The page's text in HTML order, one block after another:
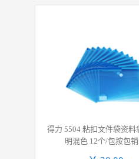
得力 5504 粘扣文件袋资料
明混色 12个/包按包